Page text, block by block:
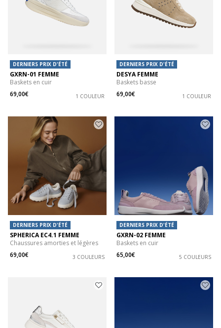
DERNIERS PRIX D'ÉTÉ
GXRN-01 FEMME
Baskets en cuir
69,00€
1 COULEUR
DERNIERS PRIX D'ÉTÉ
DESYA FEMME
Baskets basse
69,00€
1 COULEUR
DERNIERS PRIX D'ÉTÉ
SPHERICA EC4.1 FEMME
Chaussures amorties et légères
69,00€
3 COULEURS
DERNIERS PRIX D'ÉTÉ
GXRN-02 FEMME
Baskets en cuir
65,00€
5 COULEURS